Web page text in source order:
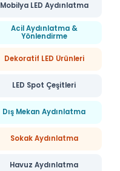
Mobilya LED Aydınlatma
Acil Aydınlatma &
Yönlendirme
Dekoratif LED Ürünleri
LED Spot Çeşitleri
Dış Mekan Aydınlatma
Sokak Aydınlatma
Havuz Aydınlatma